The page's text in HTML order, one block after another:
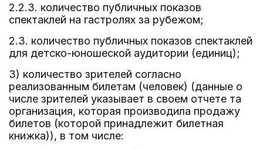
2.2.3. количество публичных показов
спектаклей на гастролях за рубежом;
2.3. количество публичных показов спектаклей
для детско-юношеской аудитории (единиц);
3) количество зрителей согласно
реализованным билетам (человек) (данные о
числе зрителей указывает в своем отчете та
организация, которая производила продажу
билетов (которой принадлежит билетная
книжка)), в том числе: